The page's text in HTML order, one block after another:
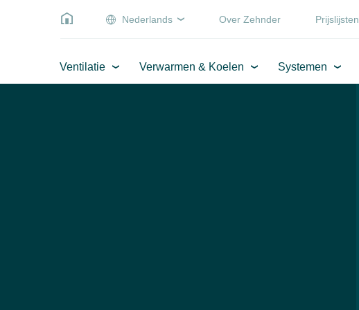
Nederlands Over Zehnder Prijslijsten
Ventilatie Verwarmen & Koelen Systemen